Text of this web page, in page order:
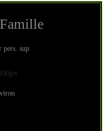
Famille
pers. sup.